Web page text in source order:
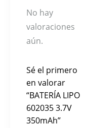
No hay
valoraciones
aún.
Sé el primero
en valorar
“BATERÍA LIPO
602035 3.7V
350mAh”